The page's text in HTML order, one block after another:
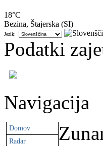
18°C
Bezina, Štajerska (SI)
Jezik:
Podatki
Navigacija
Domov
Radar